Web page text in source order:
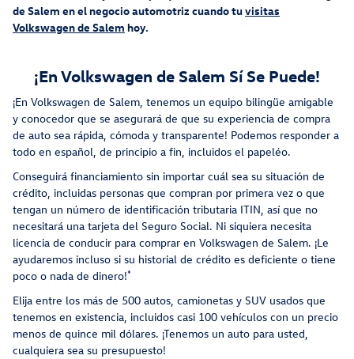
de Salem en el negocio automotriz cuando tuvisitas
Volkswagen de Salem hoy.
¡En Volkswagen de Salem Sí Se Puede!
¡En Volkswagen de Salem, tenemos un equipo bilingüe amigable
y conocedor que se asegurará de que su experiencia de compra
de auto sea rápida, cómoda y transparente! Podemos responder a
todo en español, de principio a fin, incluidos el papeléo.
Conseguirá financiamiento sin importar cuál sea su situación de
crédito, incluidas personas que compran por primera vez o que
tengan un número de identificación tributaria ITIN, así que no
necesitará una tarjeta del Seguro Social. Ni siquiera necesita
licencia de conducir para comprar en Volkswagen de Salem. ¡Le
ayudaremos incluso si su historial de crédito es deficiente o tiene
poco o nada de dinero!*
Elija entre los más de 500 autos, camionetas y SUV usados que
tenemos en existencia, incluidos casi 100 vehículos con un precio
menos de quince mil dólares. ¡Tenemos un auto para usted,
cualquiera sea su presupuesto!